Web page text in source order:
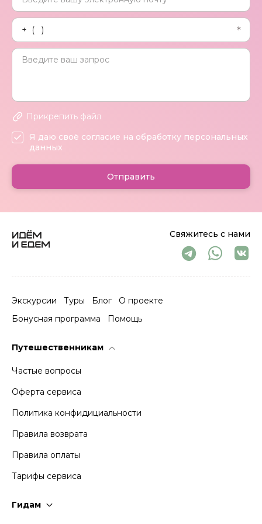
Свяжитесь с нами
Экскурсии Туры Блог
О проекте
Бонусная программа
Помощь
Путешественникам
Частые вопросы
Оферта сервиса
Политика конфидициальности
Правила возврата
Правила оплаты
Тарифы сервиса
Гидам
Прикрепить файл
Я даю своё согласие на обработку персональных
данных
Отправить